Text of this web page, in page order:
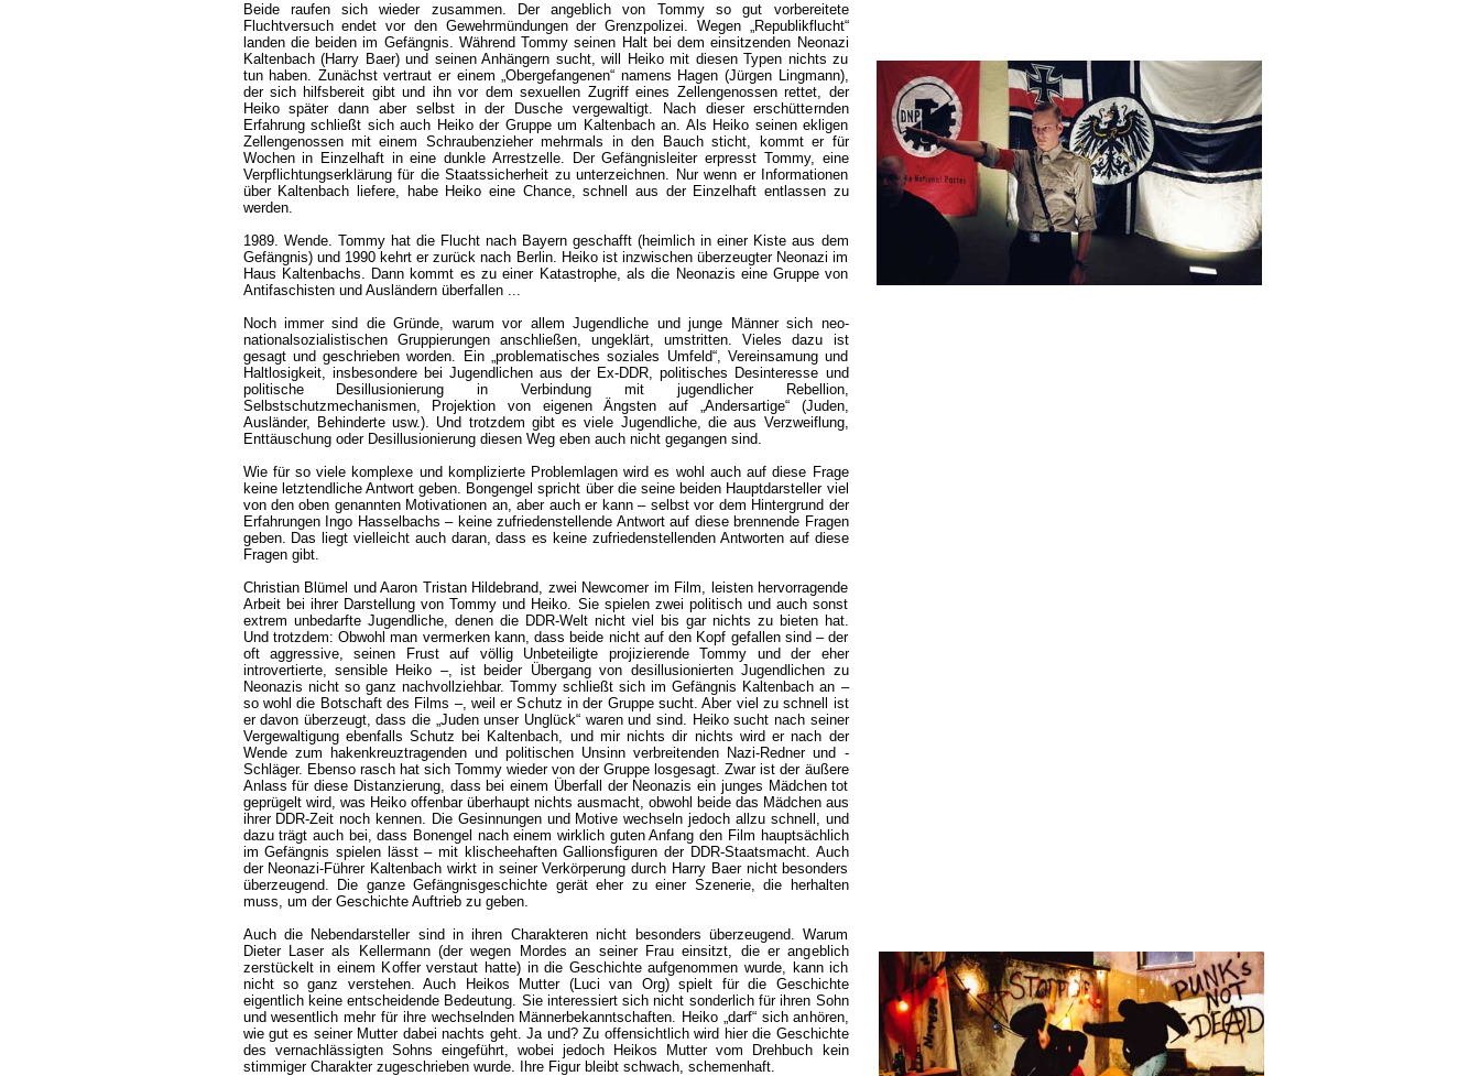
Beide raufen sich wieder zusammen. Der angeblich von Tommy so gut vorbereitete
Fluchtversuch endet vor den Gewehrmündungen der Grenzpolizei. Wegen „Republikflucht“
landen die beiden im Gefängnis. Während Tommy seinen Halt bei dem einsitzenden Neonazi
Kaltenbach (Harry Baer) und seinen Anhängern sucht, will Heiko mit diesen Typen nichts zu
tun haben. Zunächst vertraut er einem „Obergefangenen“ namens Hagen (Jürgen Lingmann),
der sich hilfsbereit gibt und ihn vor dem sexuellen Zugriff eines Zellengenossen rettet, der
Heiko später dann aber selbst in der Dusche vergewaltigt. Nach dieser erschütternden
Erfahrung schließt sich auch Heiko der Gruppe um Kaltenbach an. Als Heiko seinen ekligen
Zellengenossen mit einem Schraubenzieher mehrmals in den Bauch sticht, kommt er für
Wochen in Einzelhaft in eine dunkle Arrestzelle. Der Gefängnisleiter erpresst Tommy, eine
Verpflichtungserklärung für die Staatssicherheit zu unterzeichnen. Nur wenn er Informationen
über Kaltenbach liefere, habe Heiko eine Chance, schnell aus der Einzelhaft entlassen zu
werden.
1989. Wende. Tommy hat die Flucht nach Bayern geschafft (heimlich in einer Kiste aus dem
Gefängnis) und 1990 kehrt er zurück nach Berlin. Heiko ist inzwischen überzeugter Neonazi im
Haus Kaltenbachs. Dann kommt es zu einer Katastrophe, als die Neonazis eine Gruppe von
Antifaschisten und Ausländern überfallen ...
Noch immer sind die Gründe, warum vor allem Jugendliche und junge Männer sich neo-
nationalsozialistischen Gruppierungen anschließen, ungeklärt, umstritten. Vieles dazu ist
gesagt und geschrieben worden. Ein „problematisches soziales Umfeld“, Vereinsamung und
Haltlosigkeit, insbesondere bei Jugendlichen aus der Ex-DDR, politisches Desinteresse und
politische Desillusionierung in Verbindung mit jugendlicher Rebellion,
Selbstschutzmechanismen, Projektion von eigenen Ängsten auf „Andersartige“ (Juden,
Ausländer, Behinderte usw.). Und trotzdem gibt es viele Jugendliche, die aus Verzweiflung,
Enttäuschung oder Desillusionierung diesen Weg eben auch nicht gegangen sind.
Wie für so viele komplexe und komplizierte Problemlagen wird es wohl auch auf diese Frage
keine letztendliche Antwort geben. Bongengel spricht über die seine beiden Hauptdarsteller viel
von den oben genannten Motivationen an, aber auch er kann – selbst vor dem Hintergrund der
Erfahrungen Ingo Hasselbachs – keine zufriedenstellende Antwort auf diese brennende Fragen
geben. Das liegt vielleicht auch daran, dass es keine zufriedenstellenden Antworten auf diese
Fragen gibt.
Christian Blümel und Aaron Tristan Hildebrand, zwei Newcomer im Film, leisten hervorragende
Arbeit bei ihrer Darstellung von Tommy und Heiko. Sie spielen zwei politisch und auch sonst
extrem unbedarfte Jugendliche, denen die DDR-Welt nicht viel bis gar nichts zu bieten hat.
Und trotzdem: Obwohl man vermerken kann, dass beide nicht auf den Kopf gefallen sind – der
oft aggressive, seinen Frust auf völlig Unbeteiligte projizierende Tommy und der eher
introvertierte, sensible Heiko –, ist beider Übergang von desillusionierten Jugendlichen zu
Neonazis nicht so ganz nachvollziehbar. Tommy schließt sich im Gefängnis Kaltenbach an –
so wohl die Botschaft des Films –, weil er Schutz in der Gruppe sucht. Aber viel zu schnell ist
er davon überzeugt, dass die „Juden unser Unglück“ waren und sind. Heiko sucht nach seiner
Vergewaltigung ebenfalls Schutz bei Kaltenbach, und mir nichts dir nichts wird er nach der
Wende zum hakenkreuztragenden und politischen Unsinn verbreitenden Nazi-Redner und -
Schläger. Ebenso rasch hat sich Tommy wieder von der Gruppe losgesagt. Zwar ist der äußere
Anlass für diese Distanzierung, dass bei einem Überfall der Neonazis ein junges Mädchen tot
geprügelt wird, was Heiko offenbar überhaupt nichts ausmacht, obwohl beide das Mädchen aus
ihrer DDR-Zeit noch kennen. Die Gesinnungen und Motive wechseln jedoch allzu schnell, und
dazu trägt auch bei, dass Bonengel nach einem wirklich guten Anfang den Film hauptsächlich
im Gefängnis spielen lässt – mit klischeehaften Gallionsfiguren der DDR-Staatsmacht. Auch
der Neonazi-Führer Kaltenbach wirkt in seiner Verkörperung durch Harry Baer nicht besonders
überzeugend. Die ganze Gefängnisgeschichte gerät eher zu einer Szenerie, die herhalten
muss, um der Geschichte Auftrieb zu geben.
Auch die Nebendarsteller sind in ihren Charakteren nicht besonders überzeugend. Warum
Dieter Laser als Kellermann (der wegen Mordes an seiner Frau einsitzt, die er angeblich
zerstückelt in einem Koffer verstaut hatte) in die Geschichte aufgenommen wurde, kann ich
nicht so ganz verstehen. Auch Heikos Mutter (Luci van Org) spielt für die Geschichte
eigentlich keine entscheidende Bedeutung. Sie interessiert sich nicht sonderlich für ihren Sohn
und wesentlich mehr für ihre wechselnden Männerbekanntschaften. Heiko „darf“ sich anhören,
wie gut es seiner Mutter dabei nachts geht. Ja und? Zu offensichtlich wird hier die Geschichte
des vernachlässigten Sohns eingeführt, wobei jedoch Heikos Mutter vom Drehbuch kein
stimmiger Charakter zugeschrieben wurde. Ihre Figur bleibt schwach, schemenhaft.